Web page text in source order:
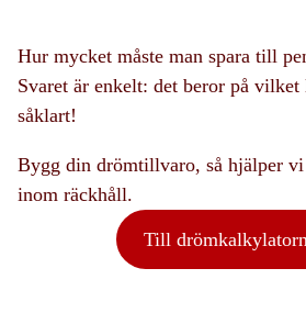
Hur mycket måste man spara till
Svaret är enkelt: det beror på
såklart!
Bygg din drömtillvaro, så hjälper
inom räckhåll.
Till drömkalkylatorn